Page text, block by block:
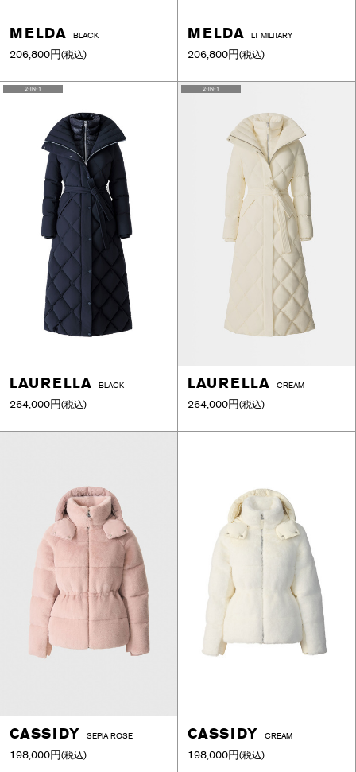
MELDA BLACK
206,800円(税込)
MELDA LT MILITARY
206,800円(税込)
2-IN-1
LAURELLA BLACK
264,000円(税込)
2-IN-1
LAURELLA CREAM
264,000円(税込)
CASSIDY SEPIA ROSE
198,000円(税込)
CASSIDY CREAM
198,000円(税込)